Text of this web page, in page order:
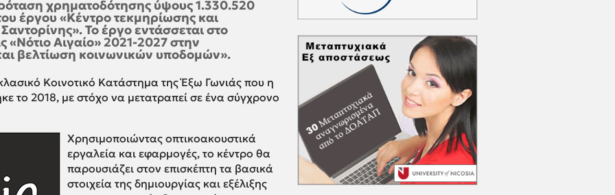
χρηματοδότησης ύψους 1.330.520
έργου «Κέντρο τεκμηρίωσης και
Το έργο εντάσσεται στο
Αιγαίο» 2021-2027 στην
βελτίωση κοινωνικών υποδομών».
Κοινοτικό Κατάστημα της Έξω Γωνιάς που η
το 2018, με στόχο να μετατραπεί σε ένα σύγχρονο
Χρησιμοποιώντας οπτικοακουστικά
εργαλεία και εφαρμογές, το κέντρο θα
παρουσιάζει στον επισκέπτη τα βασικά
στοιχεία της δημιουργίας και εξέλιξης